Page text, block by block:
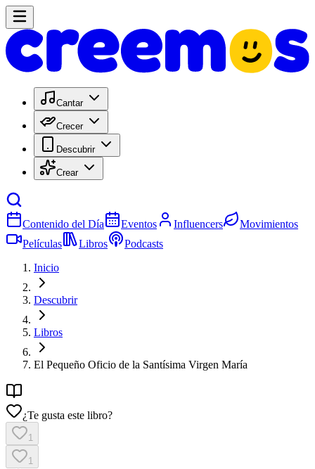
Cantar
Crecer
Descubrir
Crear
Contenido del Día Eventos Influencers
Movimientos
Películas
Libros
Podcasts
Inicio
Descubrir
Libros
El Pequeño Oficio de la Santísima Virgen María
¿Te gusta este libro?
1
1